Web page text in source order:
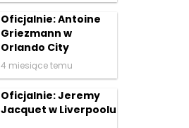
Oficjalnie: Antoine
Griezmann w
Orlando City
4 miesiące temu
Oficjalnie: Jeremy
Jacquet w Liverpoolu